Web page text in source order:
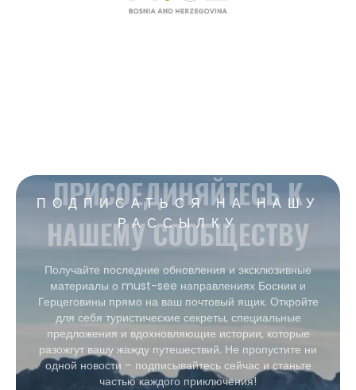
ПОДПИСАТЬСЯ НА НАШУ
РАССЫЛКУ
ПРИСОЕДИНЯЙТЕСЬ К
НАШЕМУ СООБЩЕСТВУ
Получайте последние обновления и эксклюзивные
материалы о must-see направлениях Боснии и
Герцеговины прямо на ваш почтовый ящик. Откройте
для себя туристические секреты, специальные
предложения и вдохновляющие истории, которые
разожгут вашу жажду путешествий. Не пропустите ни
одной новости – подписывайтесь сейчас и станьте
частью каждого приключения!